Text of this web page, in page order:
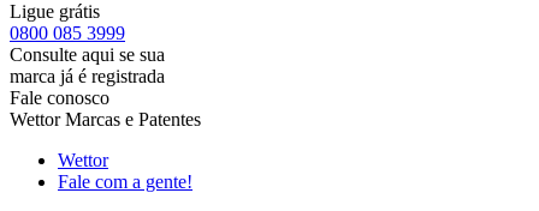
Ligue grátis
0800 085 3999
Consulte aqui se sua
marca já é registrada
Fale conosco
Wettor Marcas e Patentes
Wettor
Fale com a gente!